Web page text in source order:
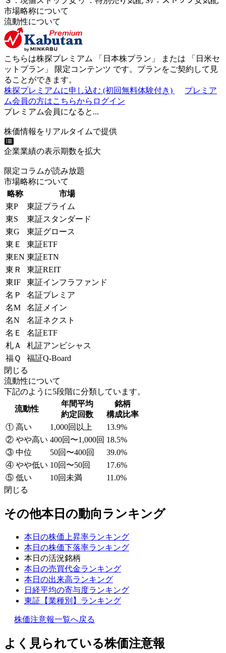
市場略称について
流動性について
こちらは株探プレミアム 「 日本株プラン 」 または 「 日米セ
ットプラン 」 限定コンテンツ です。プランをご契約して見
ることができます。
株探プレミアムに申し込む (初回無料体験付き)
プレミア
ム会員の方はこちらからログイン
プレミアム会員になると...
株価情報をリアルタイムで提供
企業業績の表示期数を拡大
限定コラムが読み放題
市場略称について
略称
市場
東P
東証プライム
東S
東証スタンダード
東G
東証グロース
東Ｅ
東証ETF
東EN 東証ETN
東Ｒ
東証REIT
東IF
東証インフラファンド
名Ｐ
名証プレミア
名M
名証メイン
名N
名証ネクスト
名Ｅ
名証ETF
札Ａ
札証アンビシャス
福Ｑ
福証Q-Board
閉じる
流動性について
下記のように5段階に分類しています。
流動性
年間平均
約定回数
銘柄
構成比率
① 高い
1,000回以上
13.9%
② やや高い 400回〜1,000回 18.5%
③ 中位
50回〜400回
39.0%
④ やや低い 10回〜50回
17.6%
⑤ 低い
10回未満
11.0%
閉じる
その他本日の動向ランキング
本日の株価上昇率ランキング
本日の株価下落率ランキング
本日の活況銘柄
本日の売買代金ランキング
本日の出来高ランキング
日経平均の寄与度ランキング
東証【業種別】ランキング
株価注意報一覧へ戻る
よく見られている株価注意報